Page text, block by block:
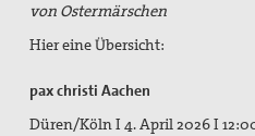
von Ostermärschen
Hier eine Übersicht:
pax christi Aachen
Düren/Köln I 4. April 2026 I